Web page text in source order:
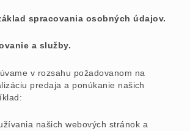
spracovania osobných údajov.
a služby.
v rozsahu požadovanom na
predaja a ponúkanie našich
našich webových stránok a